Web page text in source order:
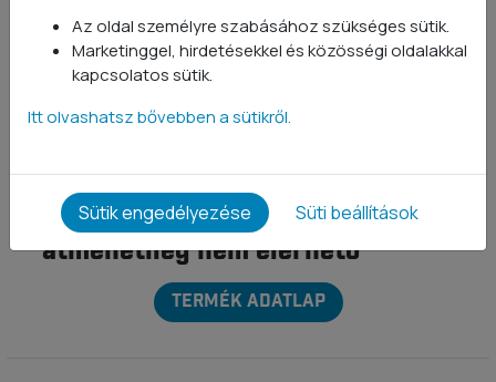
Málna Joghurt 1 kg
751 értékelés
Prémium minőségű
Vegetariánus
átmenetileg nem elérhető
TERMÉK ADATLAP
Az oldal személyre szabásához szükséges sütik.
Marketinggel, hirdetésekkel és közösségi oldalakkal
kapcsolatos sütik.
Itt olvashatsz bővebben a sütikről.
Sütik engedélyezése Süti beállítások